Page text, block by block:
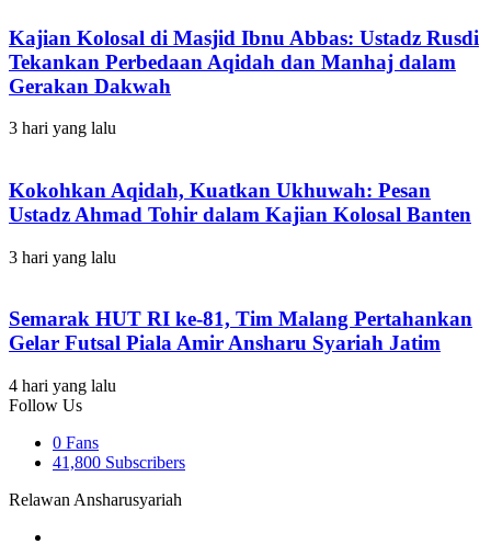
Kajian Kolosal di Masjid Ibnu Abbas: Ustadz Rusdi
Tekankan Perbedaan Aqidah dan Manhaj dalam
Gerakan Dakwah
3 hari yang lalu
Kokohkan Aqidah, Kuatkan Ukhuwah: Pesan
Ustadz Ahmad Tohir dalam Kajian Kolosal Banten
3 hari yang lalu
Semarak HUT RI ke-81, Tim Malang Pertahankan
Gelar Futsal Piala Amir Ansharu Syariah Jatim
4 hari yang lalu
Follow Us
0 Fans
41,800 Subscribers
Relawan Ansharusyariah